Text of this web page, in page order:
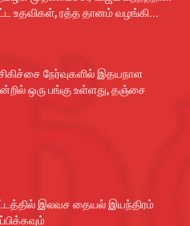
உதவிகள், ரத்த தானம் வழங்கி...
நேர்வுகளில் இதயநாள
ஒரு பங்கு உள்ளது, தஞ்சை
இலவச தையல் இயந்திரம்